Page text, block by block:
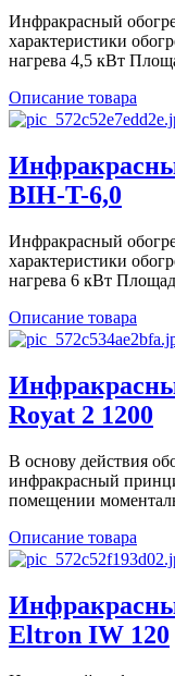
Инфракрасный
характеристики
нагрева 4,5 кВт
Описание товара
BIH-T-6,0
Инфракрасный
характеристики
нагрева 6 кВт
Описание товара
Royat 2 1200
В основу действия
инфракрасный
помещении
Описание товара
Eltron IW 120